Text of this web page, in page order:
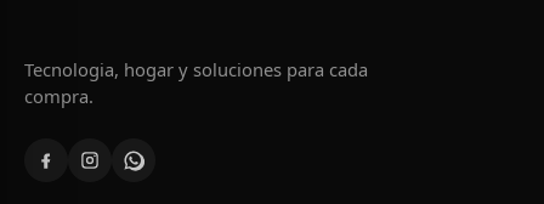
Tecnologia, hogar y soluciones para cada
compra.